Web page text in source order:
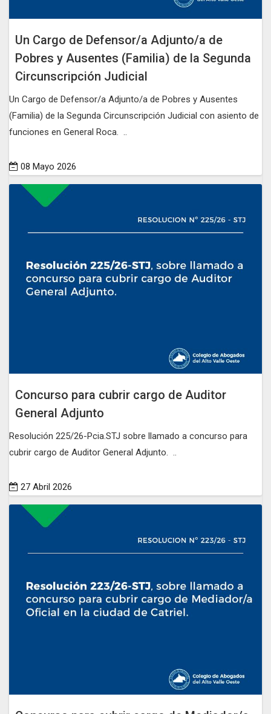
Un Cargo de Defensor/a Adjunto/a de
Pobres y Ausentes (Familia) de la Segunda
Circunscripción Judicial
Un Cargo de Defensor/a Adjunto/a de Pobres y Ausentes
(Familia) de la Segunda Circunscripción Judicial con asiento de
funciones en General Roca. ..
08 Mayo 2026
Concurso para cubrir cargo de Auditor
General Adjunto
Resolución 225/26-Pcia.STJ sobre llamado a concurso para
cubrir cargo de Auditor General Adjunto. ..
27 Abril 2026